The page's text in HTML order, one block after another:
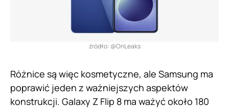
źródło: @OnLeaks
Różnice są więc kosmetyczne, ale Samsung ma
poprawić jeden z ważniejszych aspektów
konstrukcji. Galaxy Z Flip 8 ma ważyć około 180